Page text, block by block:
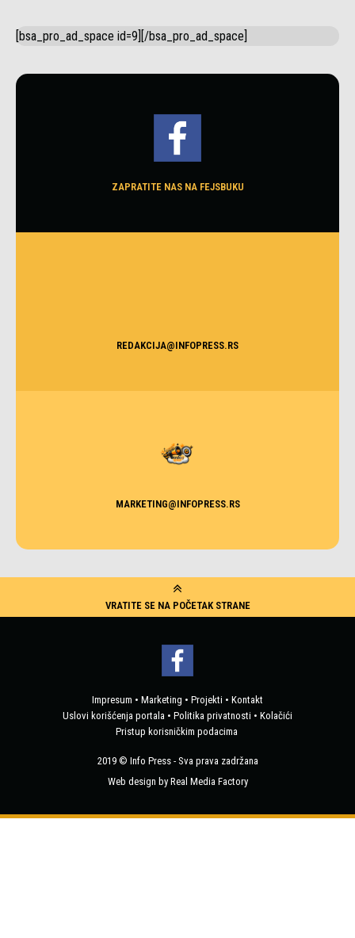
[bsa_pro_ad_space id=9][/bsa_pro_ad_space]
ZAPRATITE NAS NA FEJSBUKU
REDAKCIJA@INFOPRESS.RS
MARKETING@INFOPRESS.RS
VRATITE SE NA POČETAK STRANE
Impresum • Marketing • Projekti • Kontakt
Uslovi korišćenja portala • Politika privatnosti • Kolačići
Pristup korisničkim podacima
2019 © Info Press - Sva prava zadržana
Web design by Real Media Factory